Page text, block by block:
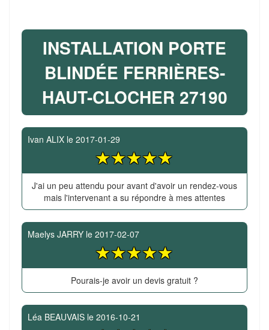
INSTALLATION PORTE
BLINDÉE FERRIÈRES-
HAUT-CLOCHER 27190
Ivan ALIX le 2017-01-29
J'ai un peu attendu pour avant d'avoir un rendez-vous
mais l'intervenant a su répondre à mes attentes
Maelys JARRY le 2017-02-07
Pourais-je avoir un devis gratuit ?
Léa BEAUVAIS le 2016-10-21